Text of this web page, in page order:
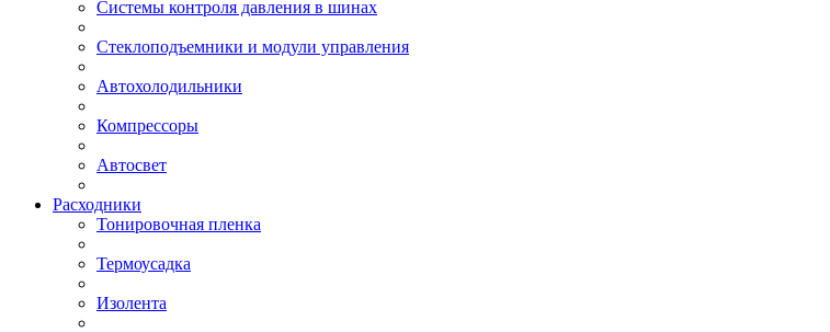
Системы контроля давления в шинах
Стеклоподъемники и модули управления
Автохолодильники
Компрессоры
Автосвет
Расходники
Тонировочная пленка
Термоусадка
Изолента